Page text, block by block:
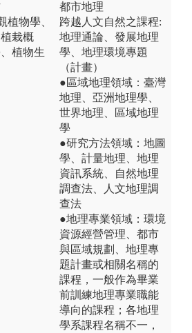
植物學、
栽概
植物生
都市地理
跨越人文自然之課程:
地理通論、發展地理
學、地理環境專題
（計畫）
●區域地理領域：臺灣
地理、亞洲地理學、
世界地理、區域地理
學
●研究方法領域：地圖
學、計量地理、地理
資訊系統、自然地理
調查法、人文地理調
查法
●地理專業領域：環境
資源經營管理、都市
與區域規劃、地理專
題計畫或相關名稱的
課程，一般作為畢業
前訓練地理專業職能
導向的課程；各地理
學系課程名稱不一，